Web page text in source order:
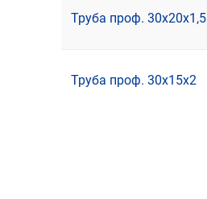
Труба проф. 30х20х1,5
Труба проф. 30х15х2